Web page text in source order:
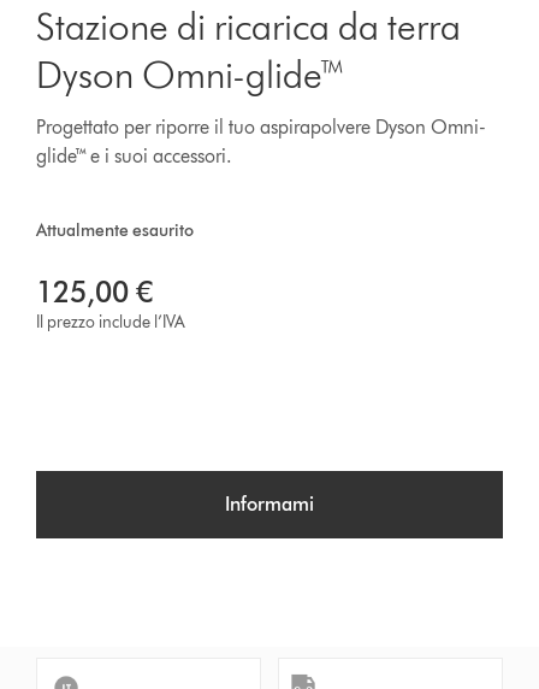
Stazione di ricarica da terra
Dyson Omni-glide™
Progettato per riporre il tuo aspirapolvere Dyson Omni-
glide™ e i suoi accessori.
Attualmente esaurito
125,00 €
Il prezzo include l’IVA
Informami